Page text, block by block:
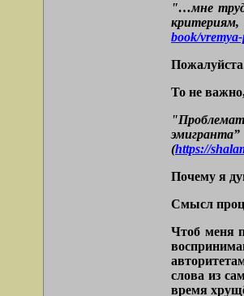
"…мне
book/
То не
(https://
Почему я
Смысл
Чтоб меня
слова из
время